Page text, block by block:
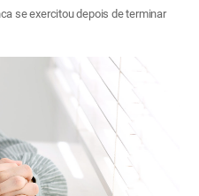
se exercitou depois de terminar